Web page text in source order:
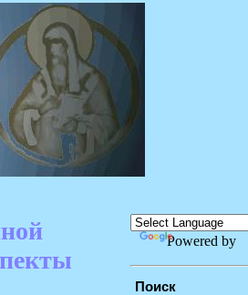
Powered by
Поиск